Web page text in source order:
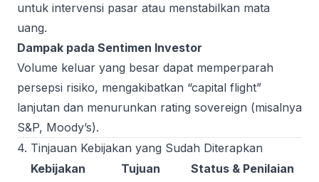
untuk intervensi pasar atau menstabilkan mata
uang.
Dampak pada Sentimen Investor
Volume keluar yang besar dapat memperparah
persepsi risiko, mengakibatkan “capital flight”
lanjutan dan menurunkan rating sovereign (misalnya
S&P, Moody’s).
4. Tinjauan Kebijakan yang Sudah Diterapkan
Kebijakan
Tujuan Status & Penilaian